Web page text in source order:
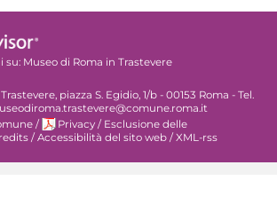
su: Museo di Roma in Trastevere
piazza S. Egidio, 1/b - 00153 Roma - Tel.
/ Privacy / Esclusione delle
/ Accessibilità del sito web / XML-rss